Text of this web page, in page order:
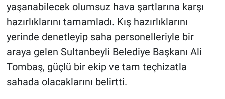
yaşanabilecek olumsuz hava şartlarına karşı
hazırlıklarını tamamladı. Kış hazırlıklarını
yerinde denetleyip saha personelleriyle bir
araya gelen Sultanbeyli Belediye Başkanı Ali
Tombaş, güçlü bir ekip ve tam teçhizatla
sahada olacaklarını belirtti.